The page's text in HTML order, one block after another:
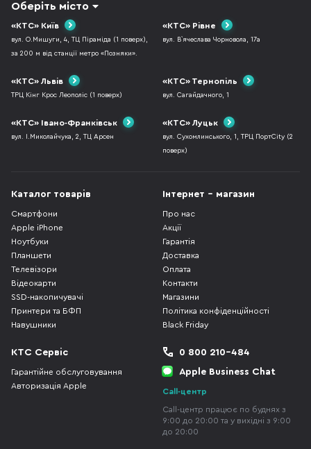
Оберіть місто
«КТС» Київ
вул. О.Мишуги, 4, ТЦ Піраміда (1 поверх),
за 200 м від станції метро «Позняки».
«КТС» Рівне
вул. В`ячеслава Чорновола, 17а
«КТС» Львів
ТРЦ Кінг Крос Леополіс (1 поверх)
«КТС» Тернопіль
вул. Сагайдачного, 1
«КТС» Івано-Франківськ
вул. І.Миколайчука, 2, ТЦ Арсен
«КТС» Луцьк
вул. Сухомлинського, 1, ТРЦ ПортCity (2
поверх)
Каталог товарів
Смартфони
Apple iPhone
Ноутбуки
Планшети
Телевізори
Відеокарти
SSD-накопичувачі
Принтери та БФП
Навушники
Інтернет - магазин
Про нас
Акції
Гарантія
Доставка
Оплата
Контакти
Магазини
Політика конфіденційності
Black Friday
КТС Сервіс
Гарантійне обслуговування
Авторизація Apple
0 800 210-484
Apple Business Chat
Call-центр
Call-центр працює по буднях з
9:00 до 20:00 та у вихідні з 9:00
до 20:00